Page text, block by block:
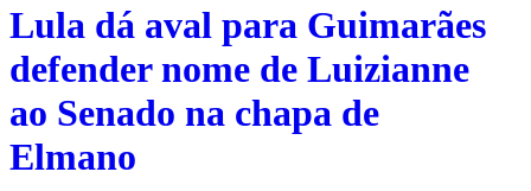
Lula dá aval para Guimarães
defender nome de Luizianne
ao Senado na chapa de
Elmano